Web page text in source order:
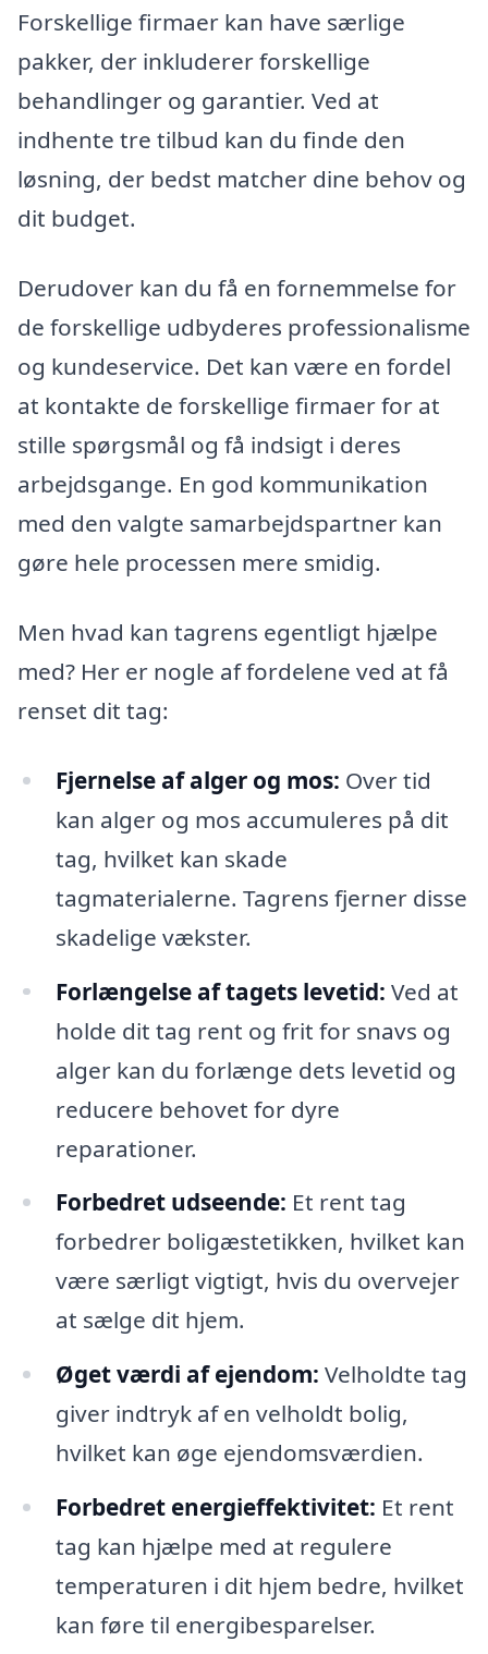
Forskellige firmaer kan have særlige
pakker, der inkluderer forskellige
behandlinger og garantier. Ved at
indhente tre tilbud kan du finde den
løsning, der bedst matcher dine behov og
dit budget.
Derudover kan du få en fornemmelse for
de forskellige udbyderes professionalisme
og kundeservice. Det kan være en fordel
at kontakte de forskellige firmaer for at
stille spørgsmål og få indsigt i deres
arbejdsgange. En god kommunikation
med den valgte samarbejdspartner kan
gøre hele processen mere smidig.
Men hvad kan tagrens egentligt hjælpe
med? Her er nogle af fordelene ved at få
renset dit tag:
Fjernelse af alger og mos: Over tid
kan alger og mos accumuleres på dit
tag, hvilket kan skade
tagmaterialerne. Tagrens fjerner disse
skadelige vækster.
Forlængelse af tagets levetid: Ved at
holde dit tag rent og frit for snavs og
alger kan du forlænge dets levetid og
reducere behovet for dyre
reparationer.
Forbedret udseende: Et rent tag
forbedrer boligæstetikken, hvilket kan
være særligt vigtigt, hvis du overvejer
at sælge dit hjem.
Øget værdi af ejendom: Velholdte tag
giver indtryk af en velholdt bolig,
hvilket kan øge ejendomsværdien.
Forbedret energieffektivitet: Et rent
tag kan hjælpe med at regulere
temperaturen i dit hjem bedre, hvilket
kan føre til energibesparelser.